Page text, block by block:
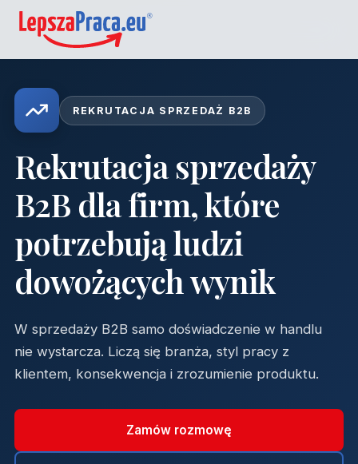
REKRUTACJA SPRZEDAŻ B2B
Rekrutacja sprzedaży
B2B dla firm, które
potrzebują ludzi
dowożących wynik
W sprzedaży B2B samo doświadczenie w handlu
nie wystarcza. Liczą się branża, styl pracy z
klientem, konsekwencja i zrozumienie produktu.
Zamów rozmowę